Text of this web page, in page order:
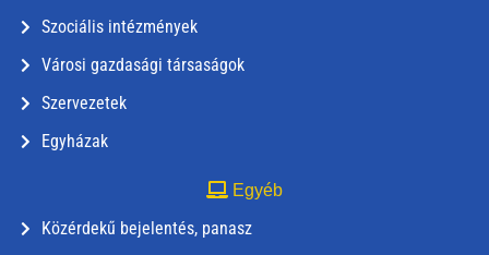
Szociális intézmények
Városi gazdasági társaságok
Szervezetek
Egyházak
Egyéb
Közérdekű bejelentés, panasz